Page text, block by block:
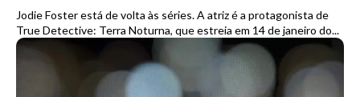
Jodie Foster está de volta às séries. A atriz é a protagonista de
True Detective: Terra Noturna, que estreia em 14 de janeiro do...